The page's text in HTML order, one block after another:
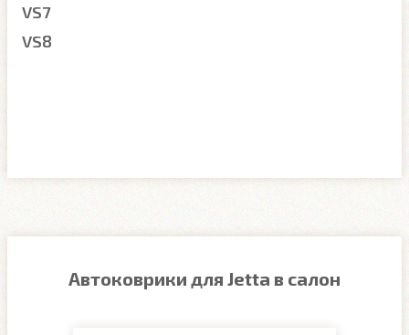
VS7
VS8
Автоковрики для Jetta в салон